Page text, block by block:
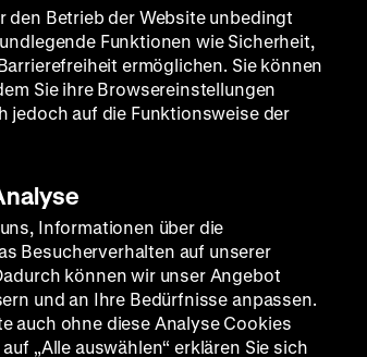
den Betrieb der Website unbedingt
Funktionen wie Sicherheit,
ermöglichen. Sie können
Sie ihre Browsereinstellungen
jedoch auf die Funktionsweise der
Informationen über die
Besucherverhalten auf unserer
können wir unser Angebot
und an Ihre Bedürfnisse anpassen.
auch ohne diese Analyse Cookies
„Alle auswählen“ erklären Sie sich